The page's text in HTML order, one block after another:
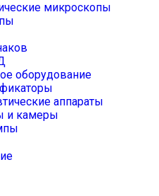
микроскопы
оборудование
аппараты
и камеры